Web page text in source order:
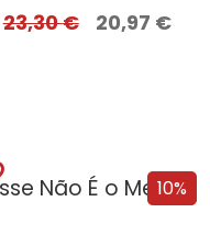
23,30€ 20,97 €
10%
Esse Não É o Meu Nome